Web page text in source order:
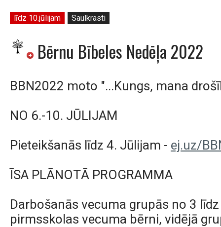
līdz 10.jūlijam Saulkrasti
Bērnu Bībeles Nedēļa 2022
BBN2022 moto "...Kungs, mana
NO 6.-10. JŪLIJAM
Pieteikšanās līdz 4. Jūlijam - ej.uz/
ĪSA PLĀNOTĀ PROGRAMMA
Darbošanās vecuma grupās no 3
pirmsskolas vecuma bērni, vidējā